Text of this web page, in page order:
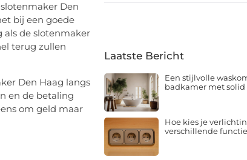
Den
bij een goede
als de slotenmaker
terug zullen
Den Haag langs
en de betaling
om geld maar
Laatste Bericht
Een stijlvolle
badkamer met solid
Hoe kies je
verschillende